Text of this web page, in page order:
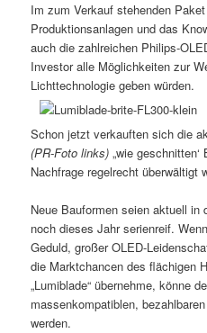
Im zum Verkauf stehenden
Produktionsanlagen und das
auch die zahlreichen Philips-
Investor alle Möglichkeiten zur
Lichttechnologie geben würden.
Schon jetzt verkauften sich die
(PR-Foto links) „wie
Nachfrage regelrecht überwältigt
Neue Bauformen seien aktuell
noch dieses Jahr serienreif.
Geduld, großer OLED-
die Marktchancen des flächigen
„Lumiblade“ übernehme, könne
massenkompatiblen,
werden.